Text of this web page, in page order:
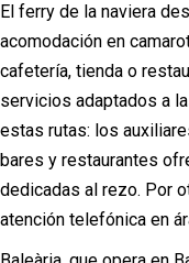
El ferry de la naviera
acomodación en
cafetería, tienda o
servicios adaptados a
estas rutas: los
bares y restaurantes
dedicadas al rezo. Por
atención telefónica en